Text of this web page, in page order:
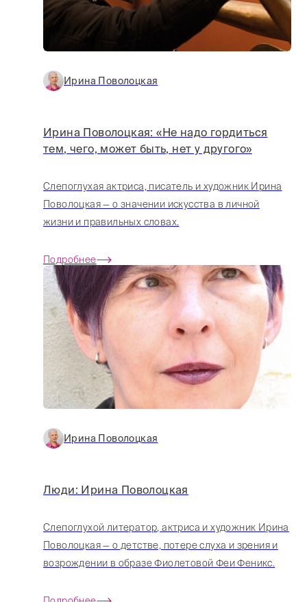
Ирина Поволоцкая
Ирина Поволоцкая: «Не надо гордиться
тем, чего, может быть, нет у другого»
Слепоглухая актриса, писатель и художник Ирина
Поволоцкая — о значении искусства в личной
жизни и правильных словах.
Подробнее
Ирина Поволоцкая
Люди: Ирина Поволоцкая
Слепоглухой литератор, актриса и художник Ирина
Поволоцкая — о детстве, потере слуха и зрения и
возрождении в образе Фиолетовой Феи Феникс.